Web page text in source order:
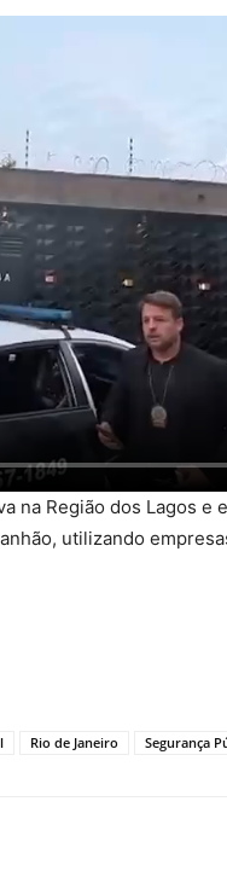
na Região dos Lagos e
utilizando
Rio de Janeiro Segurança